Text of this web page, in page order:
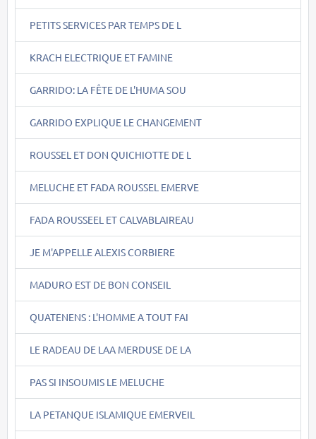
PETITS SERVICES PAR TEMPS DE L
KRACH ELECTRIQUE ET FAMINE
GARRIDO: LA FÊTE DE L'HUMA SOU
GARRIDO EXPLIQUE LE CHANGEMENT
ROUSSEL ET DON QUICHIOTTE DE L
MELUCHE ET FADA ROUSSEL EMERVE
FADA ROUSSEEL ET CALVABLAIREAU
JE M'APPELLE ALEXIS CORBIERE
MADURO EST DE BON CONSEIL
QUATENENS : L'HOMME A TOUT FAI
LE RADEAU DE LAA MERDUSE DE LA
PAS SI INSOUMIS LE MELUCHE
LA PETANQUE ISLAMIQUE EMERVEIL